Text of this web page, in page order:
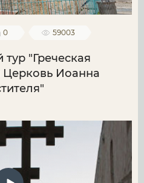
0 59003
"Греческая
Церковь Иоанна